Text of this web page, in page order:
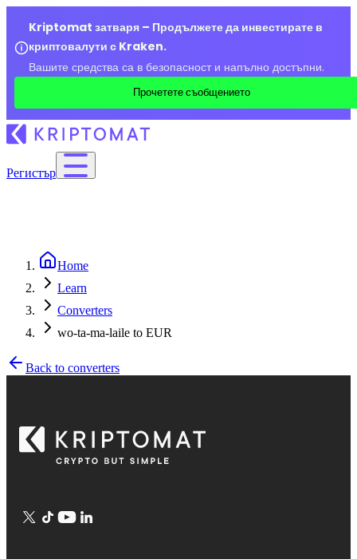
Kriptomat затваря – Продължете да инвестирате в
криптовалути с Kraken.
Вашите средства са в безопасност и напълно достъпни.
Прочетете съобщението
Регистър
Home
Learn
Converters
wo-ta-ma-laile to EUR
Back to converters